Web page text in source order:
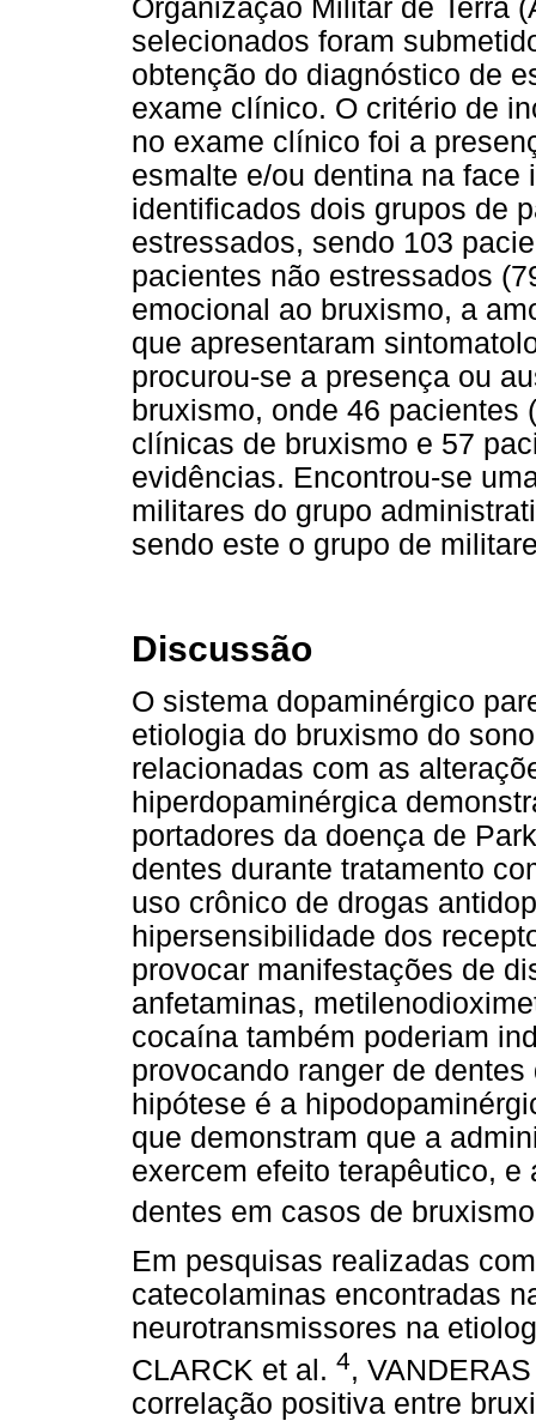
Organização Militar de Terra
selecionados foram
obtenção do diagnóstico de
exame clínico. O critério de
no exame clínico foi a
esmalte e/ou dentina na
identificados dois grupos de
estressados, sendo 103
pacientes não estressados
emocional ao bruxismo, a
que apresentaram
procurou-se a presença ou
bruxismo, onde 46 pacientes
clínicas de bruxismo e 57
evidências. Encontrou-se
militares do grupo
sendo este o grupo de
Discussão
O sistema dopaminérgico
etiologia do bruxismo do
relacionadas com as
hiperdopaminérgica
portadores da doença de
dentes durante tratamento
uso crônico de drogas
hipersensibilidade dos
provocar manifestações de
anfetaminas,
cocaína também poderiam
provocando ranger de
hipótese é a
que demonstram que a
exercem efeito terapêutico,
dentes em casos de
Em pesquisas realizadas
catecolaminas encontradas
neurotransmissores na
CLARCK et al. 4,
correlação positiva entre